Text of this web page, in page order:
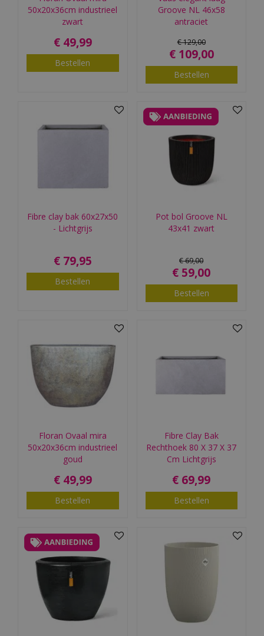
50x20x36cm industrieel
zwart
€ 49,99
Bestellen
Groove NL 46x58
antraciet
€129,00
€ 109,00
Bestellen
Fibre clay bak 60x27x50
- Lichtgrijs
€ 79,95
Bestellen
Pot bol Groove NL
43x41 zwart
€69,00
€ 59,00
Bestellen
Floran Ovaal mira
50x20x36cm industrieel
goud
€ 49,99
Bestellen
Fibre Clay Bak
Rechthoek 80 X 37 X 37
Cm Lichtgrijs
€ 69,99
Bestellen